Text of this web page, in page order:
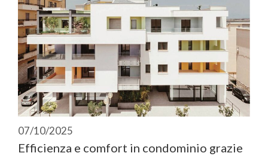
07/10/2025
Efficienza e comfort in condominio grazie